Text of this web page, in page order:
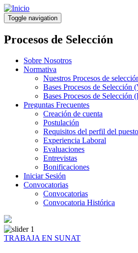
Pasar
al
contenido
principal
Toggle navigation
Procesos de Selección
Sobre Nosotros
Normativa
Nuestros Procesos de
Bases Procesos de Selección
Bases Procesos de Selección
Preguntas Frecuentes
Creación de cuenta
Postulación
Requisitos del perfil del puesto
Experiencia Laboral
Evaluaciones
Entrevistas
Bonificaciones
Iniciar Sesión
Convocatorias
Convocatorias
Convocatoria Histórica
TRABAJA EN SUNAT